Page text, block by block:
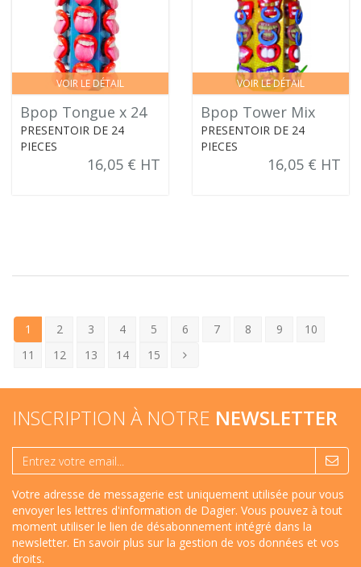
VOIR LE DÉTAIL
Bpop Tongue x 24
PRESENTOIR DE 24
PIECES
16,05 € HT
VOIR LE DÉTAIL
Bpop Tower Mix
PRESENTOIR DE 24
PIECES
16,05 € HT
1 2 3 4 5 6 7 8 9
10
11
12 13 14 15
INSCRIPTION À NOTRE NEWSLETTER
Votre adresse de messagerie est uniquement utilisée pour vous
envoyer les lettres d'information de Dagier. Vous pouvez à tout
moment utiliser le lien de désabonnement intégré dans la
newsletter. En savoir plus sur la gestion de vos données et vos
droits.